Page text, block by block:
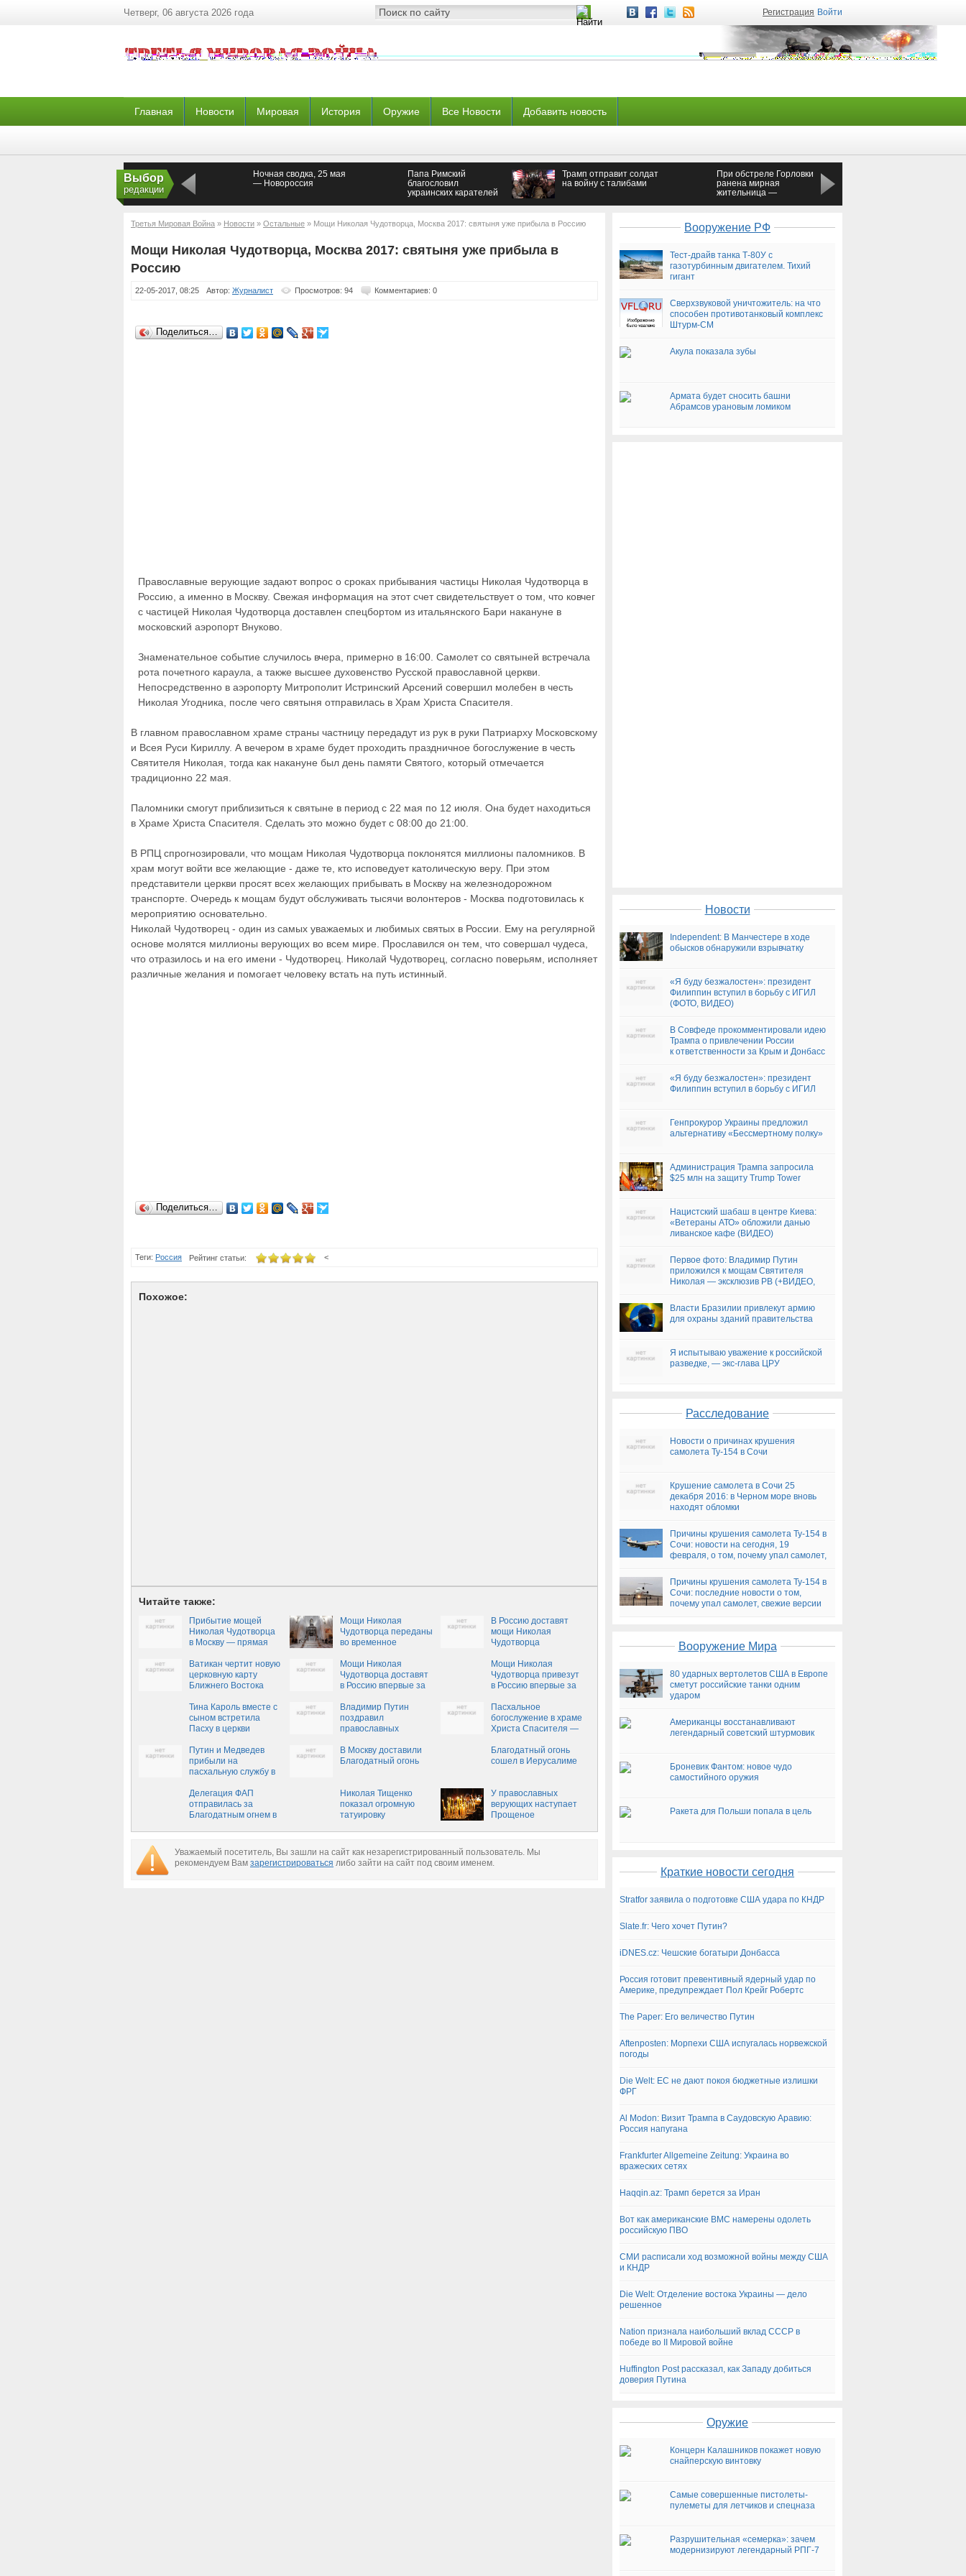
Четверг, 06 августа 2026 года Регистрация Войти
Главная Новости Мировая История Оружие Все Новости Добавить новость
Выбор
редакции
Ночная сводка, 25 мая
— Новороссия
Папа Римский
благословил
украинских карателей
Трамп отправит солдат
на войну с талибами
При обстреле Горловки
ранена мирная
жительница —
Третья Мировая Война » Новости » Остальные » Мощи Николая Чудотворца, Москва 2017: святыня уже прибыла в Россию
Мощи Николая Чудотворца, Москва 2017: святыня уже прибыла в
Россию
22-05-2017, 08:25 Автор: Журналист Просмотров: 94 Комментариев: 0
Поделиться…
Православные верующие задают вопрос о сроках прибывания частицы Николая Чудотворца в
Россию, а именно в Москву. Свежая информация на этот счет свидетельствует о том, что ковчег
с частицей Николая Чудотворца доставлен спецбортом из итальянского Бари накануне в
московский аэропорт Внуково.
Знаменательное событие случилось вчера, примерно в 16:00. Самолет со святыней встречала
рота почетного караула, а также высшее духовенство Русской православной церкви.
Непосредственно в аэропорту Митрополит Истринский Арсений совершил молебен в честь
Николая Угодника, после чего святыня отправилась в Храм Христа Спасителя.
В главном православном храме страны частницу передадут из рук в руки Патриарху Московскому
и Всея Руси Кириллу. А вечером в храме будет проходить праздничное богослужение в честь
Святителя Николая, тогда как накануне был день памяти Святого, который отмечается
традиционно 22 мая.
Паломники смогут приблизиться к святыне в период с 22 мая по 12 июля. Она будет находиться
в Храме Христа Спасителя. Сделать это можно будет с 08:00 до 21:00.
В РПЦ спрогнозировали, что мощам Николая Чудотворца поклонятся миллионы паломников. В
храм могут войти все желающие - даже те, кто исповедует католическую веру. При этом
представители церкви просят всех желающих прибывать в Москву на железнодорожном
транспорте. Очередь к мощам будут обслуживать тысячи волонтеров - Москва подготовилась к
мероприятию основательно.
Николай Чудотворец - один из самых уважаемых и любимых святых в России. Ему на регулярной
основе молятся миллионы верующих во всем мире. Прославился он тем, что совершал чудеса,
что отразилось и на его имени - Чудотворец. Николай Чудотворец, согласно поверьям, исполняет
различные желания и помогает человеку встать на путь истинный.
Поделиться…
Теги: Россия <
Рейтинг статьи:
Похожое:
Читайте также:
Прибытие мощей
Николая Чудотворца
в Москву — прямая
Мощи Николая
Чудотворца переданы
во временное
В Россию доставят
мощи Николая
Чудотворца
Ватикан чертит новую
церковную карту
Ближнего Востока
Мощи Николая
Чудотворца доставят
в Россию впервые за
Мощи Николая
Чудотворца привезут
в Россию впервые за
Тина Кароль вместе с
сыном встретила
Пасху в церкви
Владимир Путин
поздравил
православных
(ФОТО)
Пасхальное
богослужение в храме
Христа Спасителя —
ТРАНСЛЯЦИЯ
Путин и Медведев
прибыли на
пасхальную службу в
Спасителя
В Москву доставили
Благодатный огонь
Благодатный огонь
сошел в Иерусалиме
Делегация ФАП
отправилась за
Благодатным огнем в
Николая Тищенко
показал огромную
татуировку
У православных
верующих наступает
Прощеное
Уважаемый посетитель, Вы зашли на сайт как незарегистрированный пользователь. Мы
рекомендуем Вам зарегистрироваться либо зайти на сайт под своим именем.
Вооружение РФ
Тест-драйв танка Т-80У с
газотурбинным двигателем. Тихий
гигант
Сверхзвуковой уничтожитель: на что
способен противотанковый комплекс
Штурм-СМ
Акула показала зубы
Армата будет сносить башни
Абрамсов урановым ломиком
Новости
Independent: В Манчестере в ходе
обысков обнаружили взрывчатку
«Я буду безжалостен»: президент
Филиппин вступил в борьбу с ИГИЛ
(ФОТО, ВИДЕО)
В Совфеде прокомментировали идею
Трампа о привлечении России
к ответственности за Крым и Донбасс
«Я буду безжалостен»: президент
Филиппин вступил в борьбу с ИГИЛ
Генпрокурор Украины предложил
альтернативу «Бессмертному полку»
Администрация Трампа запросила
$25 млн на защиту Trump Tower
Нацистский шабаш в центре Киева:
«Ветераны АТО» обложили данью
ливанское кафе (ВИДЕО)
Первое фото: Владимир Путин
приложился к мощам Святителя
Николая — эксклюзив РВ (+ВИДЕО,
Власти Бразилии привлекут армию
для охраны зданий правительства
Я испытываю уважение к российской
разведке, — экс-глава ЦРУ
Расследование
Новости о причинах крушения
самолета Ту-154 в Сочи
Крушение самолета в Сочи 25
декабря 2016: в Черном море вновь
находят обломки
Причины крушения самолета Ту-154 в
Сочи: новости на сегодня, 19
февраля, о том, почему упал самолет,
Причины крушения самолета Ту-154 в
Сочи: последние новости о том,
почему упал самолет, свежие версии
Вооружение Мира
80 ударных вертолетов США в Европе
сметут российские танки одним
ударом
Американцы восстанавливают
легендарный советский штурмовик
Броневик Фантом: новое чудо
самостийного оружия
Ракета для Польши попала в цель
Краткие новости сегодня
Stratfor заявила о подготовке США удара по КНДР
Slate.fr: Чего хочет Путин?
iDNES.cz: Чешские богатыри Донбасса
Россия готовит превентивный ядерный удар по
Америке, предупреждает Пол Крейг Робертс
The Paper: Его величество Путин
Aftenposten: Морпехи США испугалась норвежской
погоды
Die Welt: ЕС не дают покоя бюджетные излишки
ФРГ
Al Modon: Визит Трампа в Саудовскую Аравию:
Россия напугана
Frankfurter Allgemeine Zeitung: Украина во
вражеских сетях
Haqqin.az: Трамп берется за Иран
Вот как американские ВМС намерены одолеть
российскую ПВО
СМИ расписали ход возможной войны между США
и КНДР
Die Welt: Отделение востока Украины — дело
решенное
Nation признала наибольший вклад СССР в
победе во II Мировой войне
Huffington Post рассказал, как Западу добиться
доверия Путина
Оружие
Концерн Калашников покажет новую
снайперскую винтовку
Самые совершенные пистолеты-
пулеметы для летчиков и спецназа
Разрушительная «семерка»: зачем
модернизируют легендарный РПГ-7